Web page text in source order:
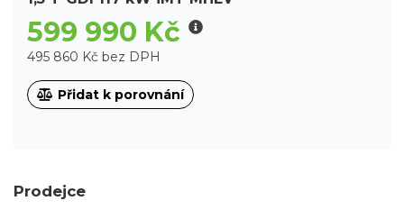
599 990 Kč
495 860 Kč bez DPH
Přidat k porovnání
Prodejce